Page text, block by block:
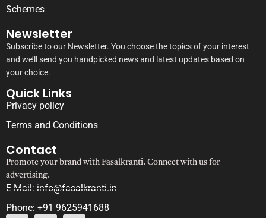
Schemes
Newsletter
Subscribe to our Newsletter. You choose the topics of your interest
and we’ll send you handpicked news and latest updates based on
your choice.
Quick Links
Privacy policy
Terms and Conditions
Contact
Promote your brand with Fasalkranti. Connect with us for
advertising.
E-Mail: info@fasalkranti.in
Phone: +91 9625941688